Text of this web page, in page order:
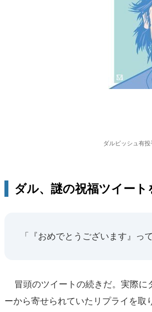
ダルビッシュ有投
ダル、謎の祝福ツイート
「『おめでとうございます』っ
冒頭のツイートの続きだ。実際に
ーから寄せられていたリプライを取